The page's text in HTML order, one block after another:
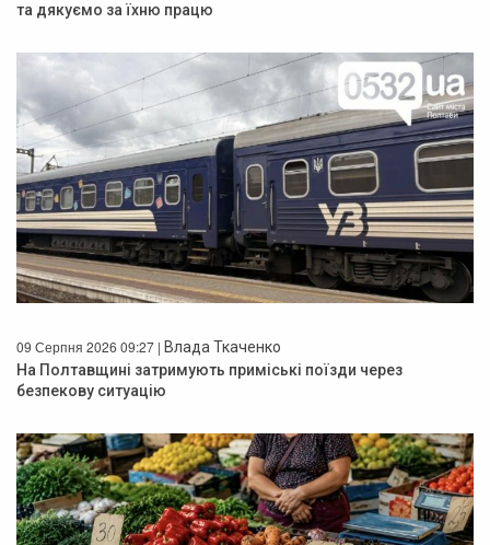
та дякуємо за їхню працю
09 Серпня 2026 09:27 | Влада Ткаченко
На Полтавщині затримують приміські поїзди через
безпекову ситуацію